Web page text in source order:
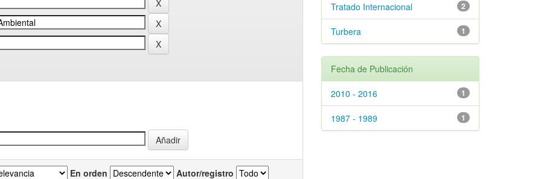
En orden Autor/registro
2
Tratado Internacional
1
Turbera
Fecha de Publicación
1
2010 - 2016
1
1987 - 1989